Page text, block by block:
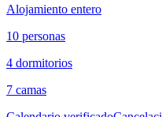
Alojamiento entero
10 personas
4 dormitorios
7 camas